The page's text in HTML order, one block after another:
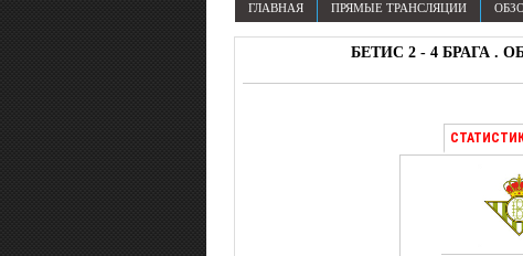
ГЛАВНАЯ ПРЯМЫЕ ТРАНСЛЯЦИИ
БЕТИС 2 - 4 БРАГА .